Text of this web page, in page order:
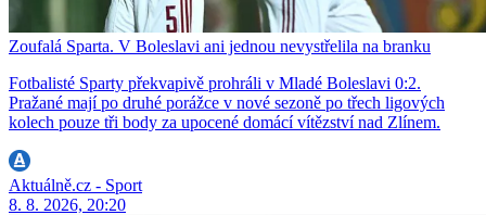
Zoufalá Sparta. V Boleslavi ani jednou nevystřelila na branku
Fotbalisté Sparty překvapivě prohráli v Mladé Boleslavi 0:2.
Pražané mají po druhé porážce v nové sezoně po třech ligových
kolech pouze tři body za upocené domácí vítězství nad Zlínem.
Aktuálně.cz - Sport
8. 8. 2026, 20:20